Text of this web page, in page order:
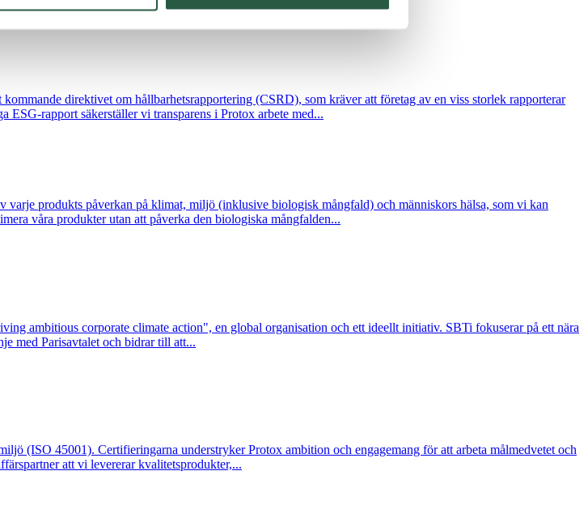
direktivet om hållbarhetsrapportering (CSRD), som kräver att företag av en viss storlek rapporterar
ESG-rapport säkerställer vi transparens i Protox arbete med...
produkts påverkan på klimat, miljö (inklusive biologisk mångfald) och människors hälsa, som vi kan
våra produkter utan att påverka den biologiska mångfalden...
ambitious corporate climate action", en global organisation och ett ideellt initiativ. SBTi fokuserar på ett nära
med Parisavtalet och bidrar till att...
(ISO 45001). Certifieringarna understryker Protox ambition och engagemang för att arbeta målmedvetet och
att vi levererar kvalitetsprodukter,...